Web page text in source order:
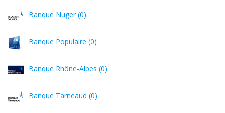
Banque Nuger (0)
Banque Populaire (0)
Banque Rhône-Alpes (0)
Banque Tarneaud (0)